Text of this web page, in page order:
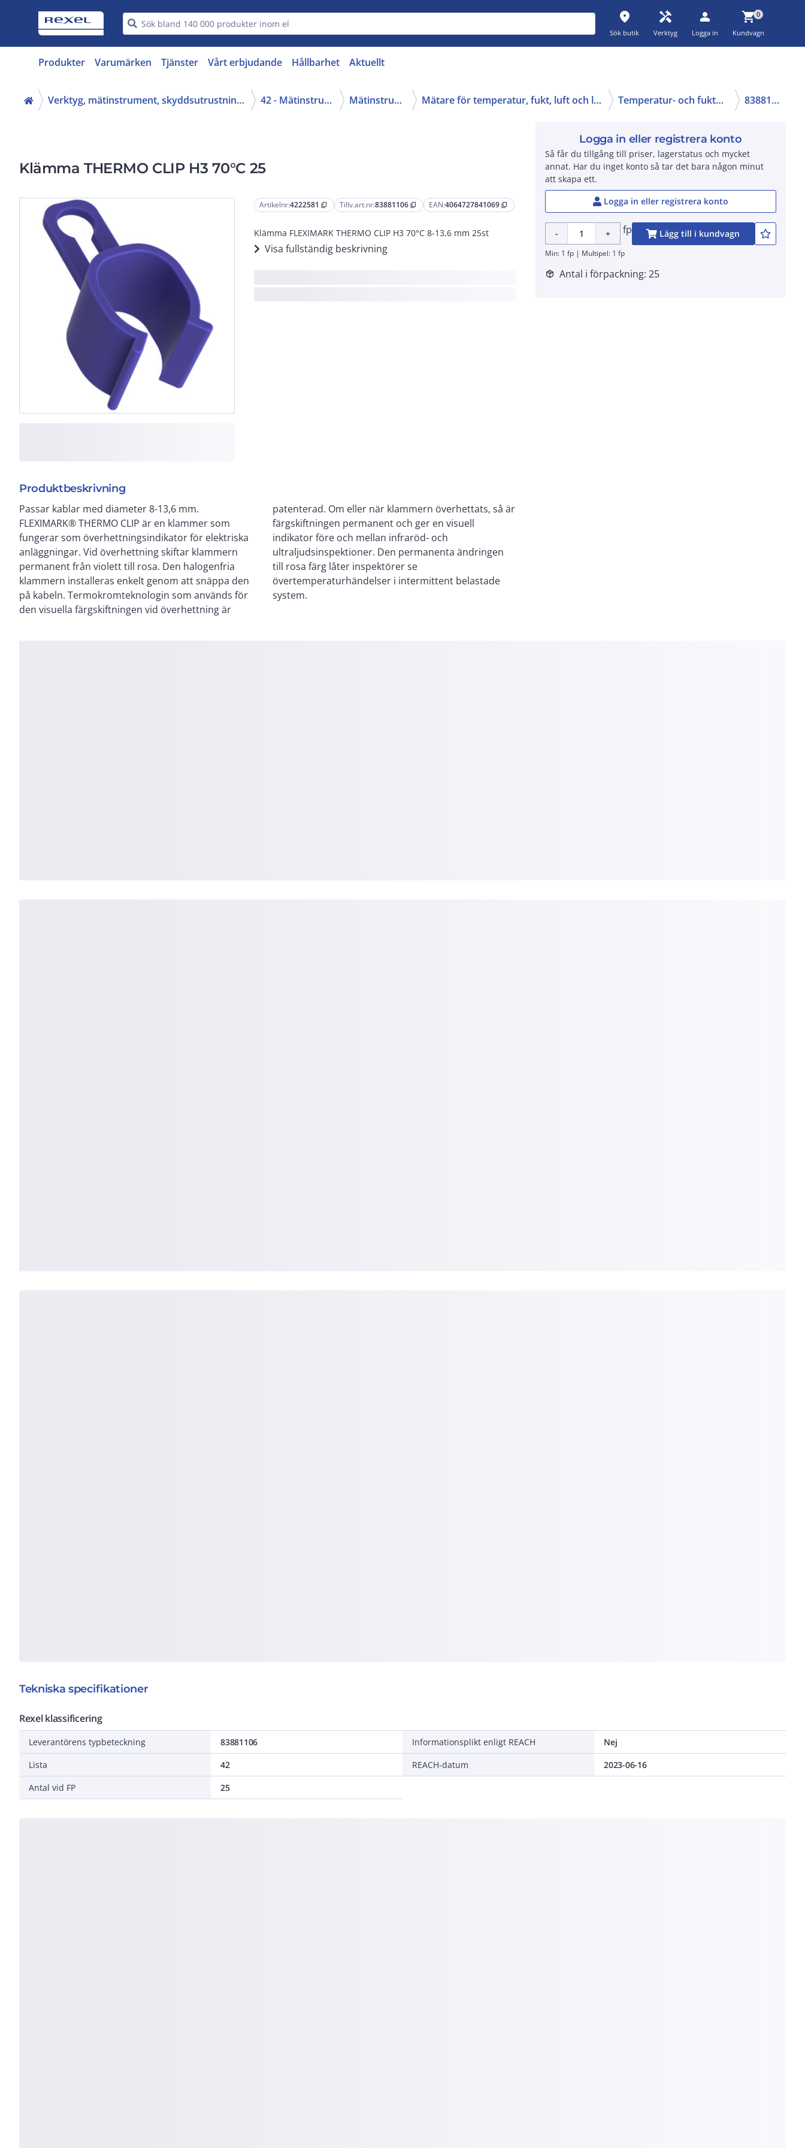
place
Sök butik
handyman
Verktyg
person
Logga in
shopping_cart0
Kundvagn
Produkter Varumärken Tjänster Vårt erbjudande Hållbarhet Aktuellt
Verktyg, mätinstrument, skyddsutrustning (16, 42) 42 - Mätinstrument Mätinstrument Mätare för temperatur, fukt, luft och ljus (Lux) Temperatur- och fuktmätare 83881106
Klämma THERMO CLIP H3 70°C 25
Artikelnr:4222581 content_copy Tillv.art.nr:83881106 content_copy EAN:4064727841069 content_copy
Klämma FLEXIMARK THERMO CLIP H3 70°C 8-13,6 mm 25st
Visa fullständig beskrivning
Produktbeskrivning
Passar kablar med diameter 8-13,6 mm.
FLEXIMARK® THERMO CLIP är en klammer som
fungerar som överhettningsindikator för elektriska
anläggningar. Vid överhettning skiftar klammern
permanent från violett till rosa. Den halogenfria
klammern installeras enkelt genom att snäppa den
på kabeln. Termokromteknologin som används för
den visuella färgskiftningen vid överhettning är
patenterad. Om eller när klammern överhettats, så är
färgskiftningen permanent och ger en visuell
indikator före och mellan infraröd- och
ultraljudsinspektioner. Den permanenta ändringen
till rosa färg låter inspektörer se
övertemperaturhändelser i intermittent belastade
system.
Logga in eller registrera konto
Så får du tillgång till priser, lagerstatus och mycket
annat. Har du inget konto så tar det bara någon minut
att skapa ett.
Logga in eller registrera konto
- + fp Lägg till i kundvagn
Min: 1 fp | Multipel: 1 fp
package_2 Antal i förpackning: 25
Tekniska specifikationer
Rexel klassificering
Leverantörens typbeteckning
83881106
Lista
42
Antal vid FP
25
Informationsplikt enligt REACH
Nej
REACH-datum
2023-06-16